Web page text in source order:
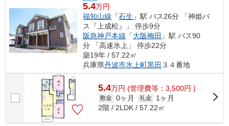
5.4万円
福知山線 「石生 」駅 バス26分 「神姫バ
ス『上成松』」 停歩9分
阪急神戸本線 「大阪梅田 」駅 バス90
分 「高速氷上」 停歩22分
築19年 / 57.22㎡
兵庫県丹波市氷上町黒田 ３４番地
5.4万円 (管理費等：3,500円 )
敷金 0ヶ月 礼金
1ヶ月
2階 / 2LDK / 57.22㎡